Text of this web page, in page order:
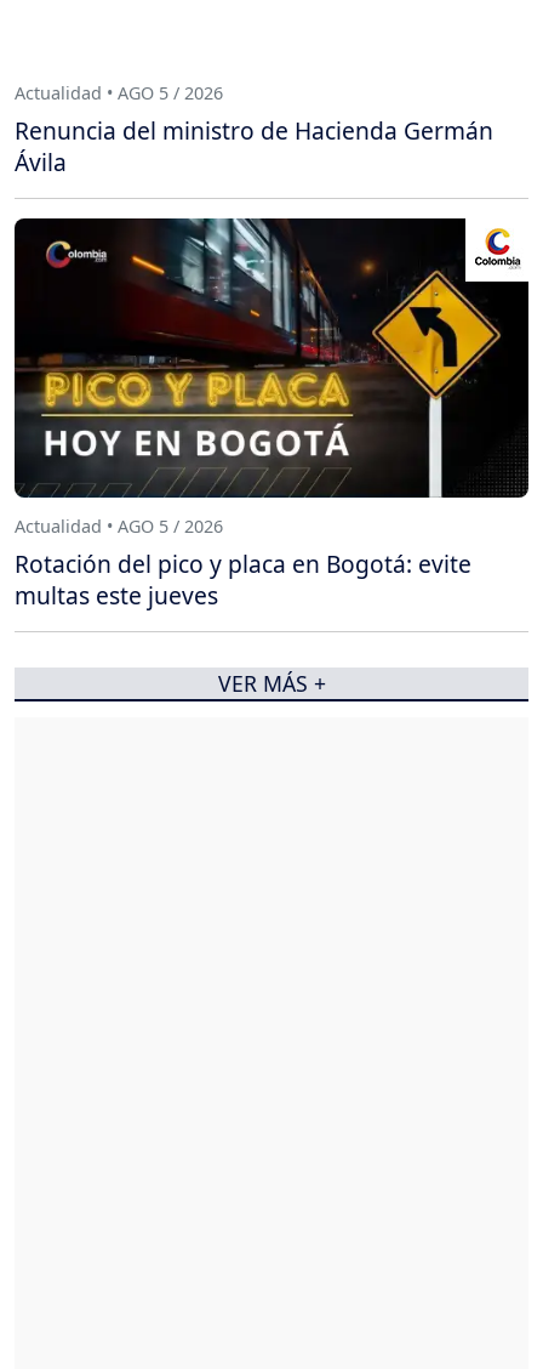
Actualidad • AGO 5 / 2026
Renuncia del ministro de Hacienda Germán
Ávila
Actualidad • AGO 5 / 2026
Rotación del pico y placa en Bogotá: evite
multas este jueves
VER MÁS +